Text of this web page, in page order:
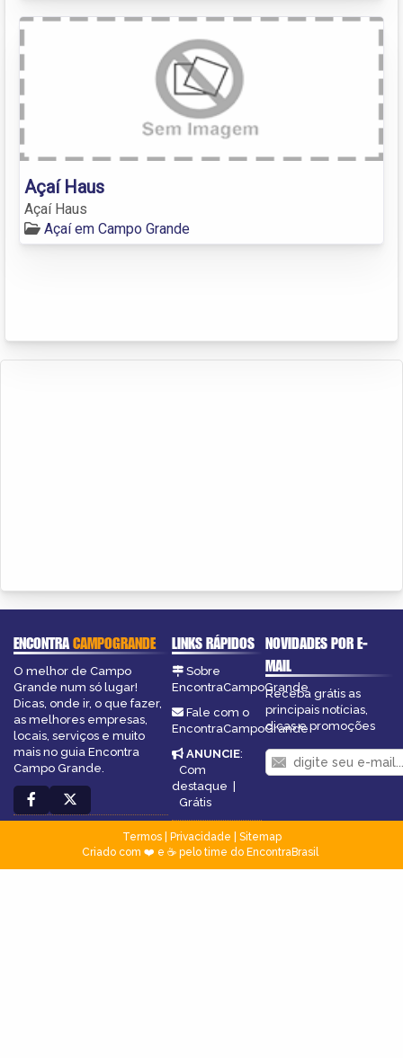
Açaí Haus
Açaí Haus
Açaí em Campo Grande
ENCONTRACAMPOGRANDE
O melhor de Campo
Grande num só lugar!
Dicas, onde ir, o que fazer,
as melhores empresas,
locais, serviços e muito
mais no guia Encontra
Campo Grande.
LINKS RÁPIDOS
Sobre
EncontraCampoGrande
Fale com o
EncontraCampoGrande
ANUNCIE:
Com
destaque |
Grátis
NOVIDADES POR E-
MAIL
Receba grátis as
principais notícias,
dicas e promoções
Termos| Privacidade
Sitemap
Criado com ❤️ e ☕ pelo time do EncontraBrasil